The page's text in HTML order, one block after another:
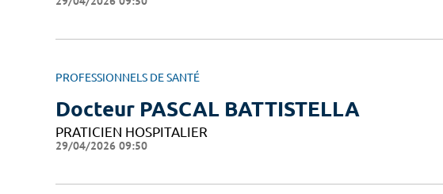
PROFESSIONNELS DE SANTÉ
Docteur PASCAL BATTISTELLA
PRATICIEN HOSPITALIER
29/04/2026 09:50